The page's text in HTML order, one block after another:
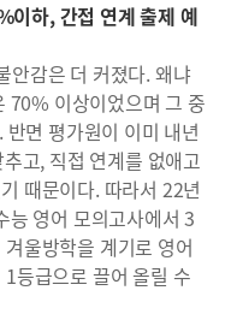
이하, 간접 연계 출제 예
안감은 더 커졌다. 왜냐
70% 이상이었으며 그 중
면 평가원이 이미 내년
고, 직접 연계를 없애고
때문이다. 따라서 22년
능 영어 모의고사에서 3
울방학을 계기로 영어
등급으로 끌어 올릴 수